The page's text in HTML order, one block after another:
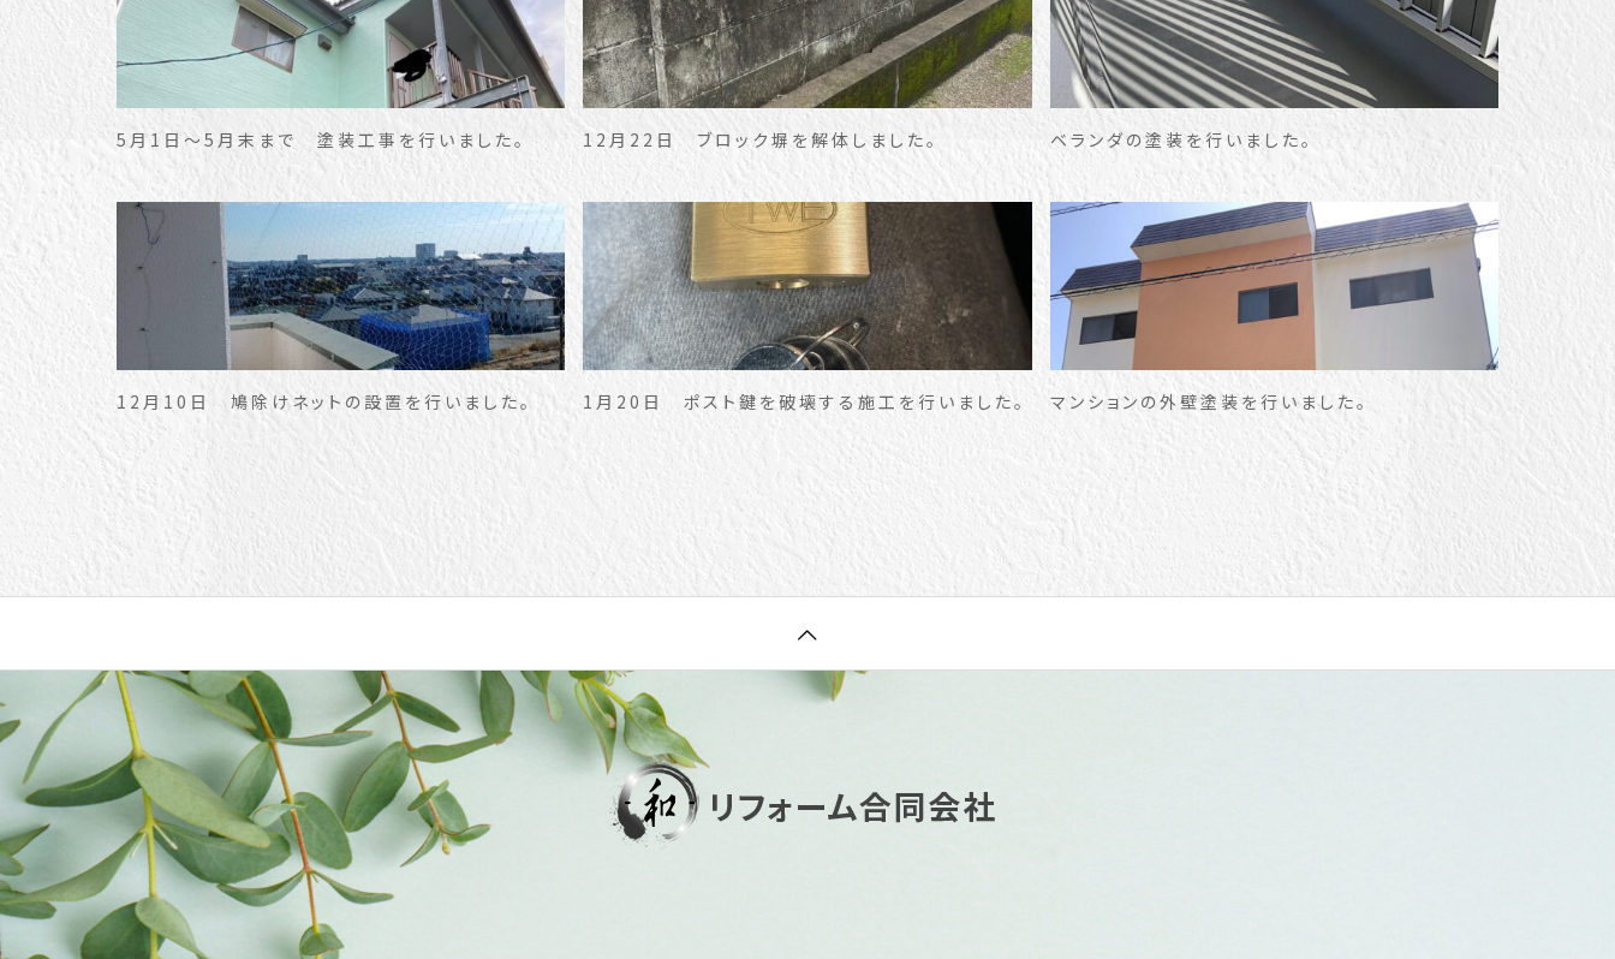
5月1日～5月末まで 塗装工事を行いました。 12月22日 ブロック塀を解体しました。 ベランダの塗装を行いました。
12月10日 鳩除けネットの設置を行いました。 1月20日 ポスト鍵を破壊する施工を行いました。 マンションの外壁塗装を行いました。